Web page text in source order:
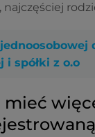
i spółki z o.o
mieć